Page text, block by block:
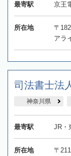
最寄駅 京王
所在地
〒
アラ
司法書士法
神奈川県
最寄駅 JR・
所在地
〒